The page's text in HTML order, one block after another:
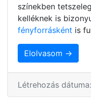
színekben
kelléknek is
fényforrásként is
Elolvasom →
Létrehozás